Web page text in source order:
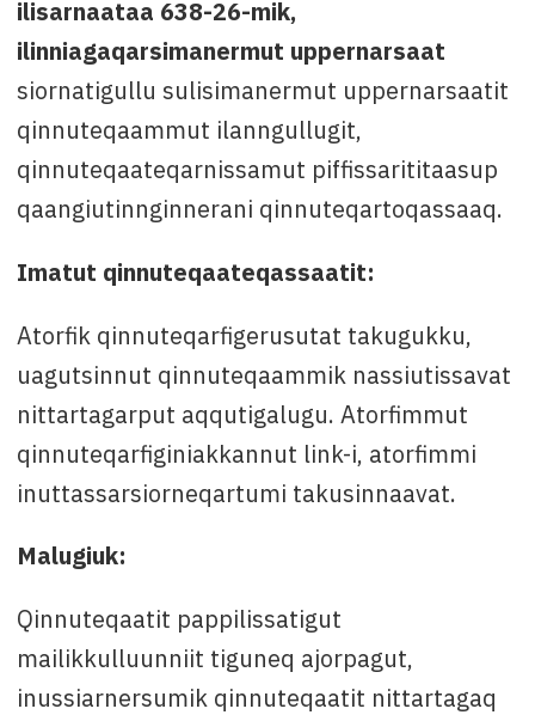
ilisarnaataa 638-26-mik,
ilinniagaqarsimanermut uppernarsaat
siornatigullu sulisimanermut uppernarsaatit
qinnuteqaammut ilanngullugit,
qinnuteqaateqarnissamut piffissarititaasup
qaangiutinnginnerani qinnuteqartoqassaaq.
Imatut qinnuteqaateqassaatit:
Atorfik qinnuteqarfigerusutat takugukku,
uagutsinnut qinnuteqaammik nassiutissavat
nittartagarput aqqutigalugu. Atorfimmut
qinnuteqarfiginiakkannut link-i, atorfimmi
inuttassarsiorneqartumi takusinnaavat.
Malugiuk:
Qinnuteqaatit pappilissatigut
mailikkulluunniit tiguneq ajorpagut,
inussiarnersumik qinnuteqaatit nittartagaq